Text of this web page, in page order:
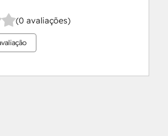
(0 avaliações)